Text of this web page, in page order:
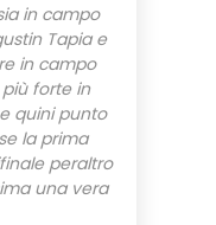
in campo
Tapia e
in campo
forte in
quini punto
la prima
peraltro
una vera